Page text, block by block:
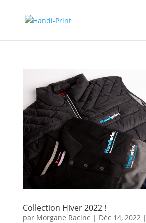
Collection Hiver 2022 !
par Morgane Racine | Déc 14, 2022|